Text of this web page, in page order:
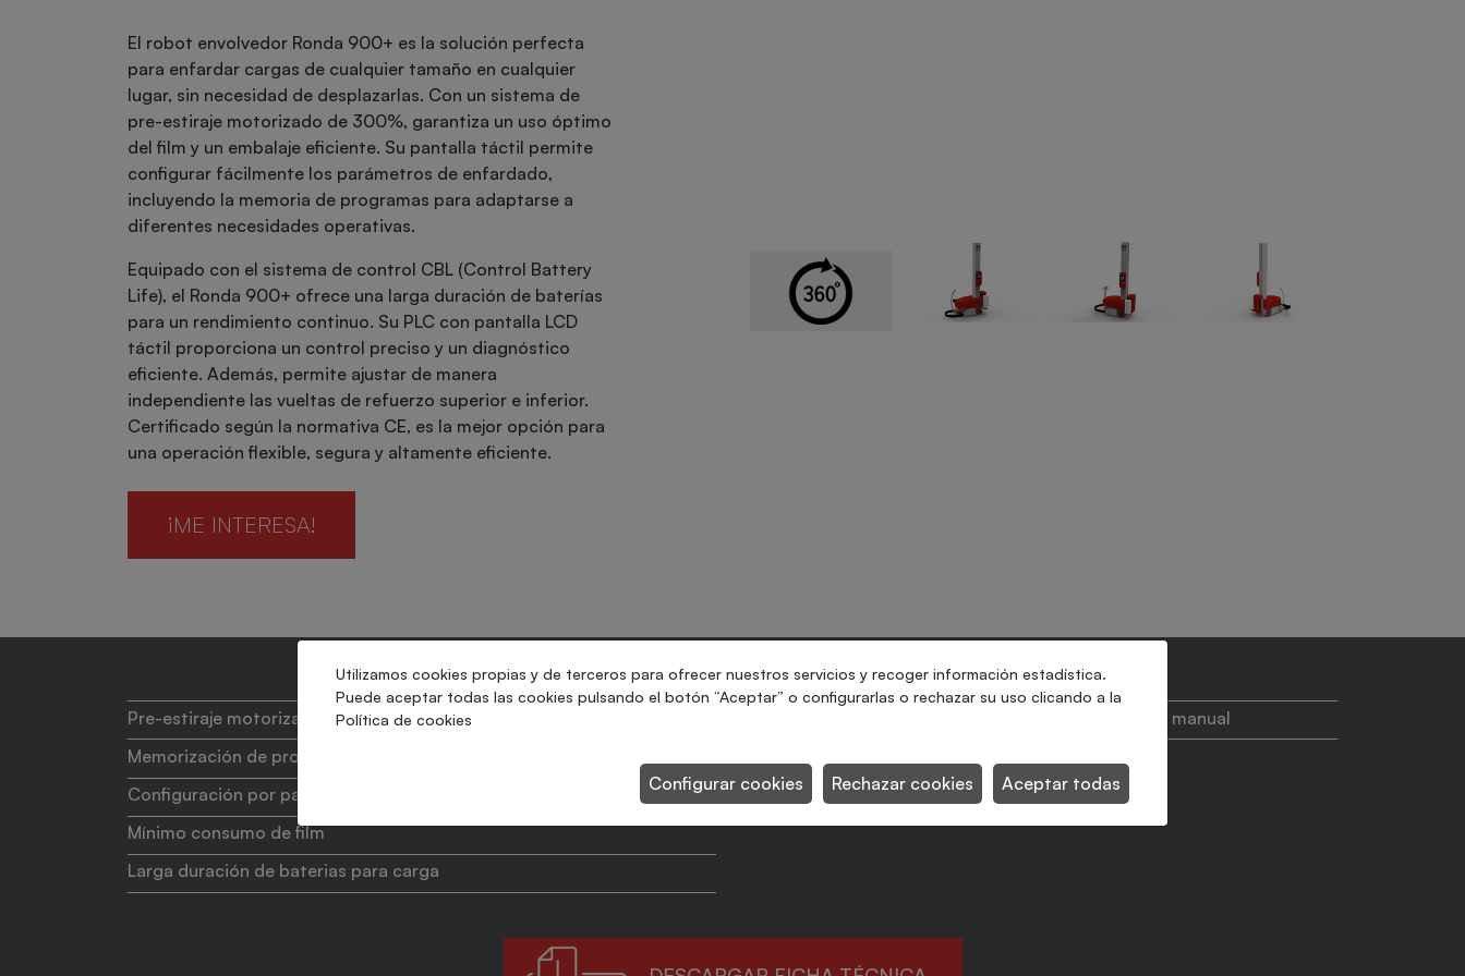
El robot envolvedor Ronda 900+ es la solución perfecta
para enfardar cargas de cualquier tamaño en cualquier
lugar, sin necesidad de desplazarlas. Con un sistema de
pre-estiraje motorizado de 300%, garantiza un uso óptimo
del film y un embalaje eficiente. Su pantalla táctil permite
configurar fácilmente los parámetros de enfardado,
incluyendo la memoria de programas para adaptarse a
diferentes necesidades operativas.
Equipado con el sistema de control CBL (Control Battery
Life), el Ronda 900+ ofrece una larga duración de baterías
para un rendimiento continuo. Su PLC con pantalla LCD
táctil proporciona un control preciso y un diagnóstico
eficiente. Además, permite ajustar de manera
independiente las vueltas de refuerzo superior e inferior.
Certificado según la normativa CE, es la mejor opción para
una operación flexible, segura y altamente eficiente.
¡ME INTERESA!
Pre-estiraje motorizado
Memorización de programas
Configuración por pantalla táctil
Mínimo consumo de film
Larga duración de baterias para carga
Alimentación manual
Utilizamos cookies propias y de terceros para ofrecer nuestros servicios y recoger información estadística.
Puede aceptar todas las cookies pulsando el botón “Aceptar” o configurarlas o rechazar su uso clicando a la
Política de cookies
Aceptar todas
Rechazar cookies
Configurar cookies